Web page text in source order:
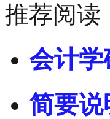
推荐阅读
会计
简要说